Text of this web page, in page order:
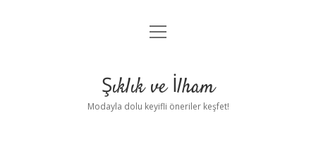
Anasayfa
Yasal Uyarı
menüyü
Şıklık ve İlham
Modayla dolu keyifli öneriler keşfet!